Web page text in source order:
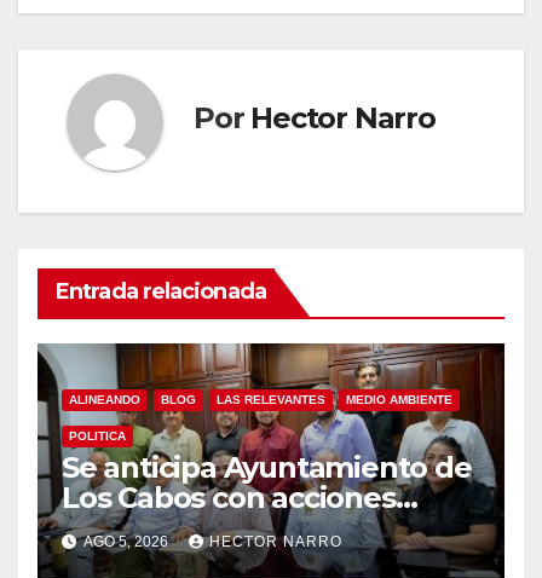
Por Hector Narro
Entrada relacionada
ALINEANDO BLOG LAS RELEVANTES MEDIO AMBIENTE
POLITICA
Se anticipa Ayuntamiento de
Los Cabos con acciones
preventivas ante lluvias en el
centro histórico
AGO 5, 2026 HECTOR NARRO